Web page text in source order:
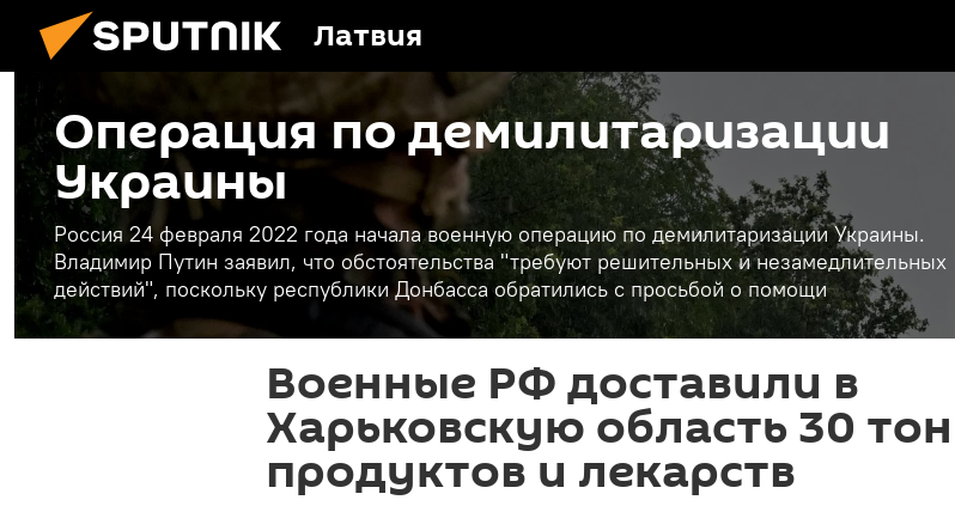
Латвия
Операция по демилитаризации
Украины
Россия 24 февраля 2022 года начала военную операцию по демилитаризации Украины.
Владимир Путин заявил, что обстоятельства "требуют решительных и незамедлительных
действий", поскольку республики Донбасса обратились с просьбой о помощи
Военные РФ доставили в
Харьковскую область 30
продуктов и лекарств